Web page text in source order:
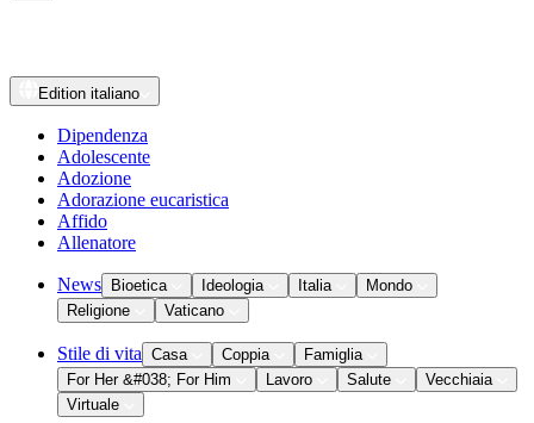
Edition italiano
Dipendenza
Adolescente
Adozione
Adorazione eucaristica
Affido
Allenatore
News Bioetica Ideologia Italia
Mondo
Religione
Vaticano
Stile di vita Casa Coppia
Famiglia
For Her &#038; For Him
Lavoro Salute
Vecchiaia
Virtuale